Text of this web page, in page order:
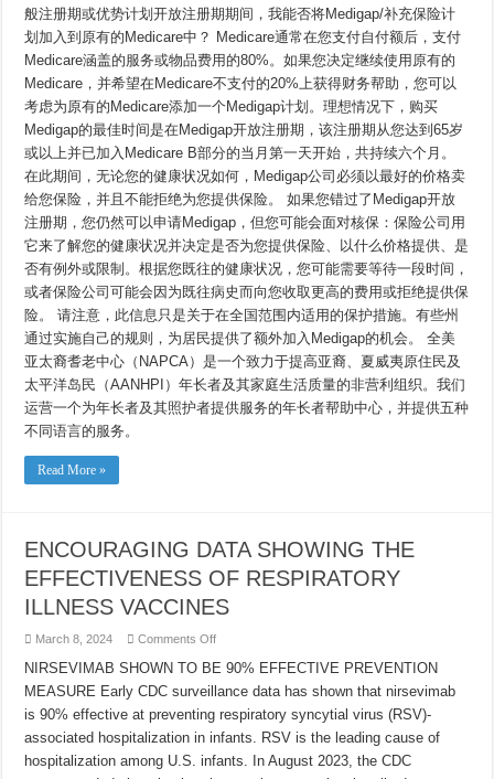
般注册期或优势计划开放注册期期间，我能否将Medigap/补充保险计
划加入到原有的Medicare中？ Medicare通常在您支付自付额后，支付
Medicare涵盖的服务或物品费用的80%。如果您决定继续使用原有的
Medicare，并希望在Medicare不支付的20%上获得财务帮助，您可以
考虑为原有的Medicare添加一个Medigap计划。理想情况下，购买
Medigap的最佳时间是在Medigap开放注册期，该注册期从您达到65岁
或以上并已加入Medicare B部分的当月第一天开始，共持续六个月。
在此期间，无论您的健康状况如何，Medigap公司必须以最好的价格卖
给您保险，并且不能拒绝为您提供保险。 如果您错过了Medigap开放
注册期，您仍然可以申请Medigap，但您可能会面对核保：保险公司用
它来了解您的健康状况并决定是否为您提供保险、以什么价格提供、是
否有例外或限制。根据您既往的健康状况，您可能需要等待一段时间，
或者保险公司可能会因为既往病史而向您收取更高的费用或拒绝提供保
险。 请注意，此信息只是关于在全国范围内适用的保护措施。有些州
通过实施自己的规则，为居民提供了额外加入Medigap的机会。 全美
亚太裔耆老中心（NAPCA）是一个致力于提高亚裔、夏威夷原住民及
太平洋岛民（AANHPI）年长者及其家庭生活质量的非营利组织。我们
运营一个为年长者及其照护者提供服务的年长者帮助中心，并提供五种
不同语言的服务。
Read More »
ENCOURAGING DATA SHOWING THE
EFFECTIVENESS OF RESPIRATORY
ILLNESS VACCINES
March 8, 2024 Comments Offon
DATA
SHOWING
THE
OF
RESPIRATORY
ILLNESS
VACCINES
NIRSEVIMAB SHOWN TO BE 90% EFFECTIVE PREVENTION
MEASURE Early CDC surveillance data has shown that nirsevimab
is 90% effective at preventing respiratory syncytial virus (RSV)-
associated hospitalization in infants. RSV is the leading cause of
hospitalization among U.S. infants. In August 2023, the CDC